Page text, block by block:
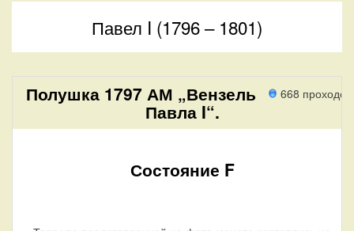
Павел I (1796 – 1801)
668 проходов
Полушка 1797 АМ „Вензель
Павла I“.
Состояние F